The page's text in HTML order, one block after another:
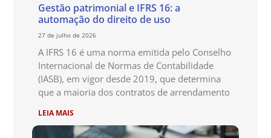
Gestão patrimonial e IFRS 16: a
automação do direito de uso
27 de julho de 2026
A IFRS 16 é uma norma emitida pelo Conselho
Internacional de Normas de Contabilidade
(IASB), em vigor desde 2019, que determina
que a maioria dos contratos de arrendamento
LEIA MAIS